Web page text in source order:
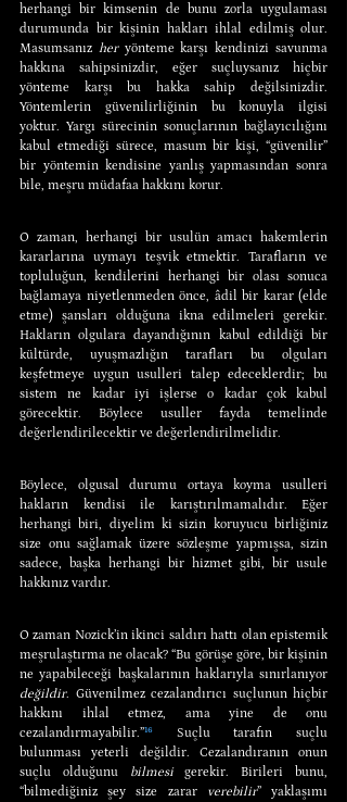
herhangi bir kimsenin de bunu zorla uygulaması
durumunda bir kişinin hakları ihlal edilmiş olur.
Masumsanız her yönteme karşı kendinizi savunma
hakkına sahipsinizdir, eğer suçluysanız hiçbir
yönteme karşı bu hakka sahip değilsinizdir.
Yöntemlerin güvenilirliğinin bu konuyla ilgisi
yoktur. Yargı sürecinin sonuçlarının bağlayıcılığını
kabul etmediği sürece, masum bir kişi, “güvenilir”
bir yöntemin kendisine yanlış yapmasından sonra
bile, meşru müdafaa hakkını korur.
O zaman, herhangi bir usulün amacı hakemlerin
kararlarına uymayı teşvik etmektir. Tarafların ve
topluluğun, kendilerini herhangi bir olası sonuca
bağlamaya niyetlenmeden önce, âdil bir karar (elde
etme) şansları olduğuna ikna edilmeleri gerekir.
Hakların olgulara dayandığının kabul edildiği bir
kültürde, uyuşmazlığın tarafları bu olguları
keşfetmeye uygun usulleri talep edeceklerdir; bu
sistem ne kadar iyi işlerse o kadar çok kabul
görecektir. Böylece usuller fayda temelinde
değerlendirilecektir ve değerlendirilmelidir.
Böylece, olgusal durumu ortaya koyma usulleri
hakların kendisi ile karıştırılmamalıdır. Eğer
herhangi biri, diyelim ki sizin koruyucu birliğiniz
size onu sağlamak üzere sözleşme yapmışsa, sizin
sadece, başka herhangi bir hizmet gibi, bir usule
hakkınız vardır.
O zaman Nozick’in ikinci saldırı hattı olan epistemik
meşrulaştırma ne olacak? “Bu görüşe göre, bir kişinin
değildir. Güvenilmez cezalandırıcı suçlunun hiçbir
hakkını ihlal etmez, ama yine de onu
cezalandırmayabilir.”¹⁶ Suçlu tarafın suçlu
bulunması yeterli değildir. Cezalandıranın onun
suçlu olduğunu
bilmesi gerekir. Birileri bunu,
“bilmediğiniz şey size zarar verebilir” yaklaşımı